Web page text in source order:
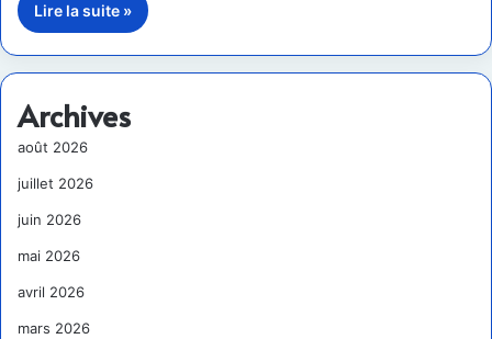
Lire la suite »
Archives
août 2026
juillet 2026
juin 2026
mai 2026
avril 2026
mars 2026